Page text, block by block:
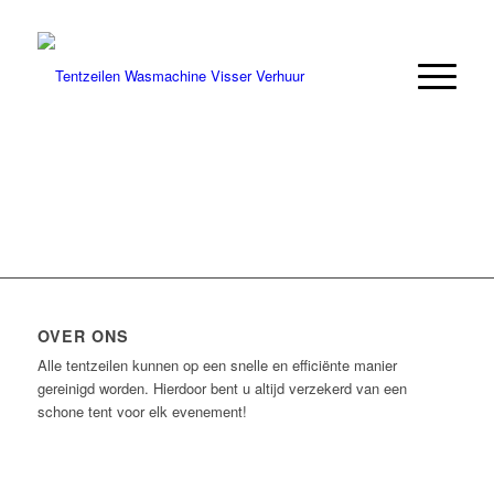
OVER ONS
Alle tentzeilen kunnen op een snelle en efficiënte manier
gereinigd worden. Hierdoor bent u altijd verzekerd van een
schone tent voor elk evenement!